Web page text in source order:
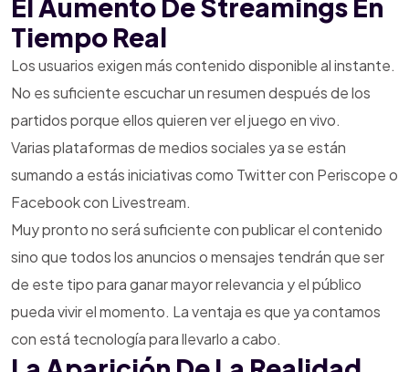
El Aumento De Streamings En
Tiempo Real
Los usuarios exigen más contenido disponible al instante.
No es suficiente escuchar un resumen después de los
partidos porque ellos quieren ver el juego en vivo.
Varias plataformas de medios sociales ya se están
sumando a estás iniciativas como Twitter con Periscope o
Facebook con Livestream.
Muy pronto no será suficiente con publicar el contenido
sino que todos los anuncios o mensajes tendrán que ser
de este tipo para ganar mayor relevancia y el público
pueda vivir el momento. La ventaja es que ya contamos
con está tecnología para llevarlo a cabo.